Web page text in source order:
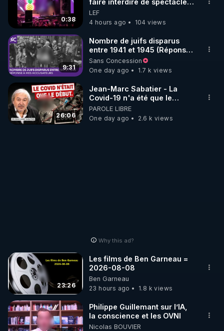
0:38
faire interdire de spectacle.
Elle décide donc de devenir
DJ !
LEF
4 hours ago
104 views
9:31
Nombre de juifs disparus
entre 1941 et 1945 (Réponse
à mes accusateurs)
Sans Concession
One day ago
1.7 k views
26:06
Jean-Marc Sabatier - La
Covid-19 n'a été que le
début - L'ARNm & l'ARNm-aa
jusqu où auront-t-il ?
PAROLE LIBRE
One day ago
2.6 k views
Why this ad?
23:26
Les films de Ben Garneau =
2026-08-08
Ben Garneau
23 hours ago
1.8 k views
Philippe Guillemant sur l’IA,
la conscience et les OVNI
Nicolas BOUVIER